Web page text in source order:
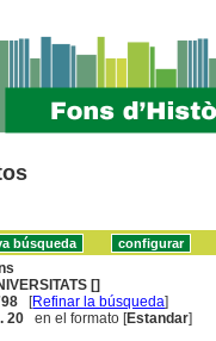
[]
[Refinar la búsqueda]
20 en el formato [Estandar]